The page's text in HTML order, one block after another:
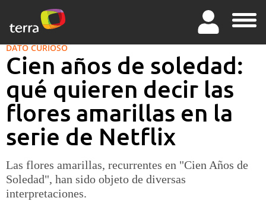
DATO CURIOSO
Cien años de soledad:
qué quieren decir las
flores amarillas en la
serie de Netflix
Las flores amarillas, recurrentes en "Cien Años de
Soledad", han sido objeto de diversas
interpretaciones.